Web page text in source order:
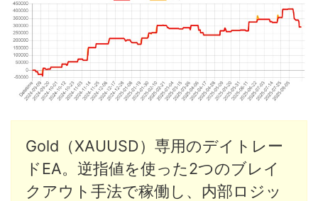
Gold（XAUUSD）専用のデイトレー
ドEA。逆指値を使った2つのブレイ
クアウト手法で稼働し、内部ロジッ